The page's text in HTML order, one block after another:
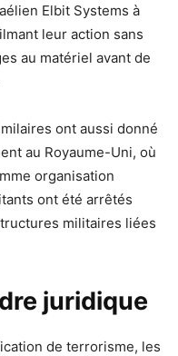
Elbit Systems à
leur action sans
au matériel avant de
ont aussi donné
au Royaume-Uni, où
organisation
ont été arrêtés
militaires liées
juridique
de terrorisme, les